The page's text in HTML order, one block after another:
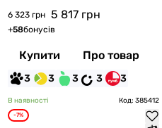
6 323 грн 5 817 грн
+58бонусів
Купити Про товар
3 3 3 3 3
В наявності Код: 385412
-7%